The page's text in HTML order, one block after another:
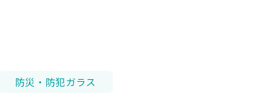
防災・防犯ガラス